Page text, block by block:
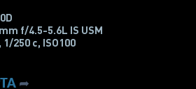
f/4.5-5.6L IS USM
, 1/250 с, ISO100
➦